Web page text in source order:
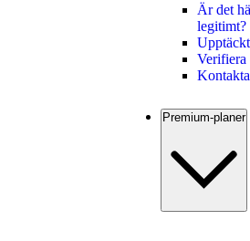
Är det
legitimt?
Verifiera
Premium-planer